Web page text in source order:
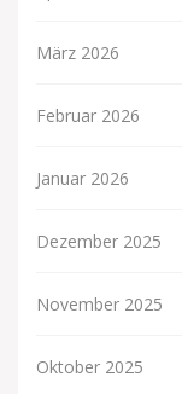
März 2026
Februar 2026
Januar 2026
Dezember 2025
November 2025
Oktober 2025